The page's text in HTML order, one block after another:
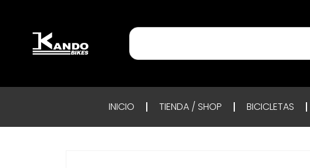
INICIO TIENDA / SHOP BICICLETAS